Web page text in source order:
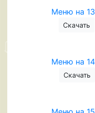
Меню на
Скачать
Меню на
Скачать